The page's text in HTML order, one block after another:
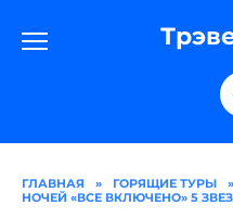
содержанию
ГЛАВНАЯ » ГОРЯЩИЕ ТУРЫ »
НОЧЕЙ «ВСЕ ВКЛЮЧЕНО» 5